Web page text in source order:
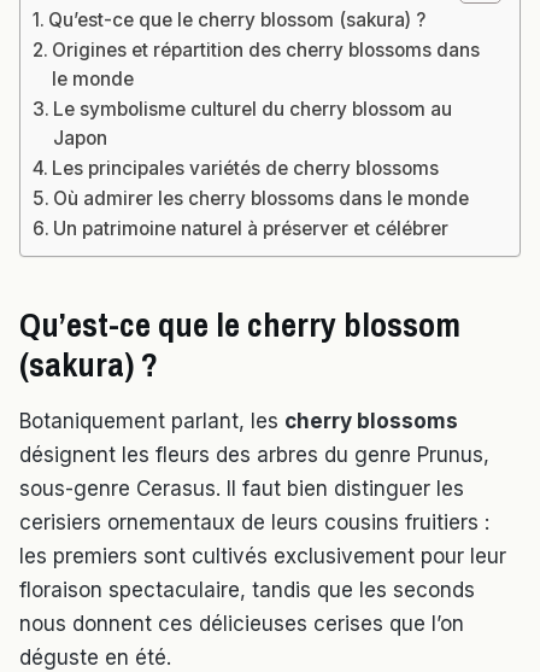
Qu’est-ce que le cherry blossom (sakura) ?
Origines et répartition des cherry blossoms dans
le monde
Le symbolisme culturel du cherry blossom au
Japon
Les principales variétés de cherry blossoms
Où admirer les cherry blossoms dans le monde
Un patrimoine naturel à préserver et célébrer
Qu’est-ce que le cherry blossom
(sakura) ?
Botaniquement parlant, les cherry blossoms
désignent les fleurs des arbres du genre Prunus,
sous-genre Cerasus. Il faut bien distinguer les
cerisiers ornementaux de leurs cousins fruitiers :
les premiers sont cultivés exclusivement pour leur
floraison spectaculaire, tandis que les seconds
nous donnent ces délicieuses cerises que l’on
déguste en été.